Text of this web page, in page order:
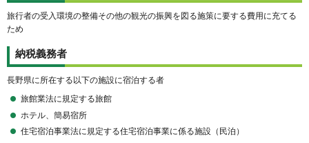
旅行者の受入環境の整備その他の観光の振興を図る施策に要する費用に充てる
ため
納税義務者
長野県に所在する以下の施設に宿泊する者
旅館業法に規定する旅館
ホテル、簡易宿所
住宅宿泊事業法に規定する住宅宿泊事業に係る施設（民泊）